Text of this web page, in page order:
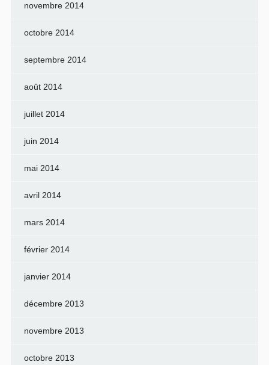
novembre 2014
octobre 2014
septembre 2014
août 2014
juillet 2014
juin 2014
mai 2014
avril 2014
mars 2014
février 2014
janvier 2014
décembre 2013
novembre 2013
octobre 2013